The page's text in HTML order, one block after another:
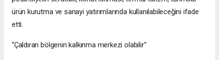
ürün kurutma ve sanayi yatırımlarında kullanılabileceğini ifade
etti.
“Çaldıran bölgenin kalkınma merkezi olabilir”